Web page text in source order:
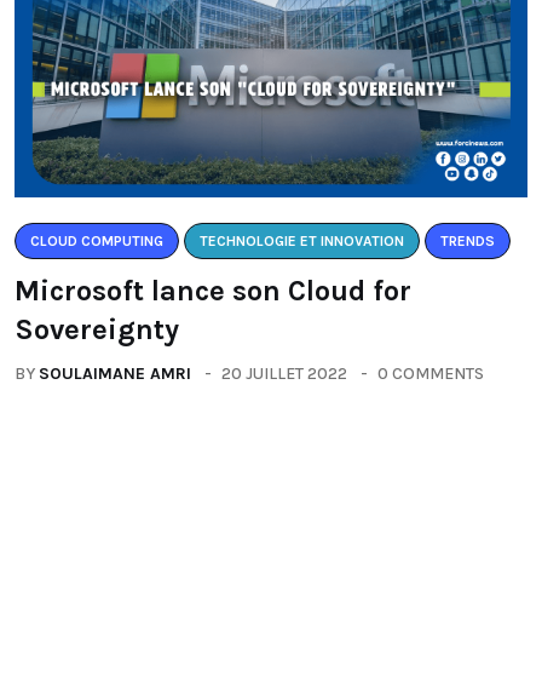
CLOUD COMPUTING TECHNOLOGIE ET INNOVATION TRENDS
Microsoft lance son Cloud for
Sovereignty
BY SOULAIMANE AMRI 20 JUILLET 2022 0 COMMENTS